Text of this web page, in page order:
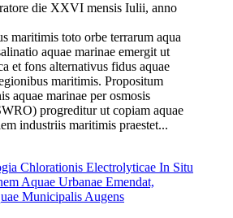
die XXVI mensis Iulii, anno
maritimis toto orbe terrarum aqua
aquae marinae emergit ut
et fons alternativus fidus aquae
maritimis. Propositum
aquae marinae per osmosis
progreditur ut copiam aquae
industriis maritimis praestet...